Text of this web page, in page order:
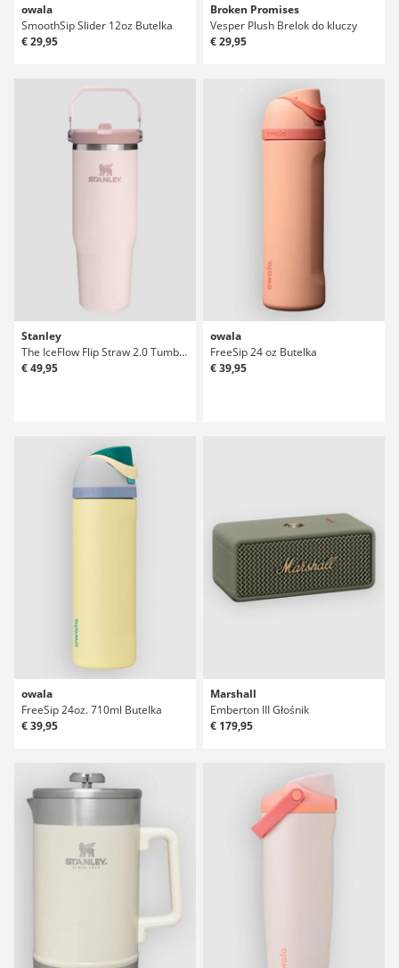
owala
SmoothSip Slider 12oz Butelka
€ 29,95
Broken Promises
Vesper Plush Brelok do kluczy
€ 29,95
Stanley
The IceFlow Flip Straw 2.0 Tumbler 0.89L Butelka
€ 49,95
owala
FreeSip 24 oz Butelka
€ 39,95
owala
FreeSip 24oz. 710ml Butelka
€ 39,95
Marshall
Emberton III Głośnik
€ 179,95